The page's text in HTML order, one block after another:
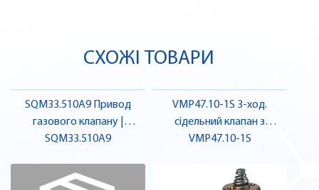
СХОЖІ ТОВАРИ
SQM33.510A9 Привод
газового клапану |
SIEMENS
SQM33.510A9
VMP47.10-1S 3-ход.
сідельний клапан з
байпасом, зовн. різ., PN16,
VMP47.10-1S